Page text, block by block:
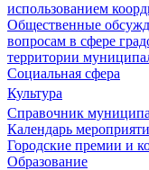
использованием
Общественные
вопросам в сфере
территории
Социальная сфера
Культура
Справочник
Календарь
Городские премии и
Образование